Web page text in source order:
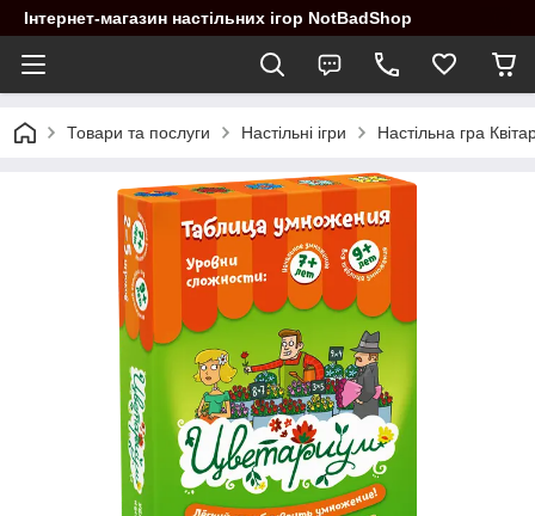
Інтернет-магазин настільних ігор NotBadShop
Товари та послуги Настільні ігри Настільна гра